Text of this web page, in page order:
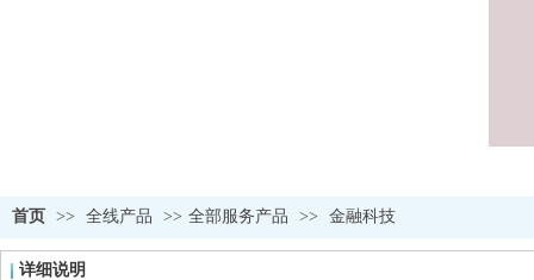
首页 >> 全线产品 >> 全部服务产品 >> 金融科技
详细说明